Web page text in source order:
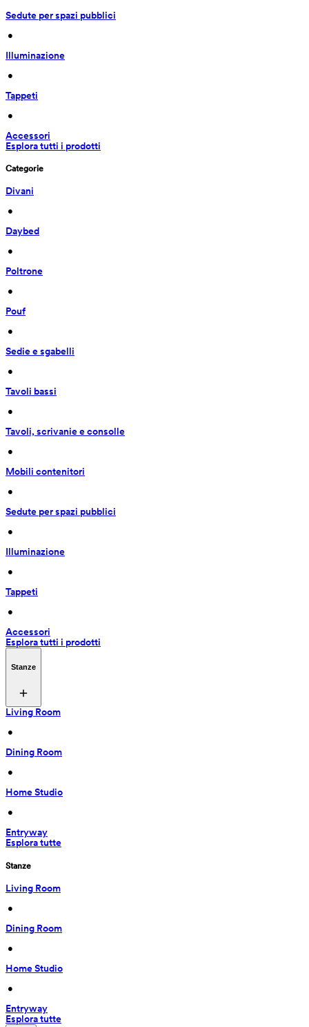
Sedute per spazi pubblici
•
Illuminazione
•
Tappeti
•
Accessori
Esplora tutti i prodotti
Categorie
Divani
•
Daybed
•
Poltrone
•
Pouf
•
Sedie e sgabelli
•
Tavoli bassi
•
Tavoli, scrivanie e consolle
•
Mobili contenitori
•
Sedute per spazi pubblici
•
Illuminazione
•
Tappeti
•
Accessori
Esplora tutti i prodotti
Stanze
Living Room
•
Dining Room
•
Home Studio
•
Entryway
Esplora tutte
Stanze
Living Room
•
Dining Room
•
Home Studio
•
Entryway
Esplora tutte